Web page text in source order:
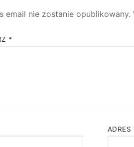
email nie zostanie opublikowany.
*
ADRES